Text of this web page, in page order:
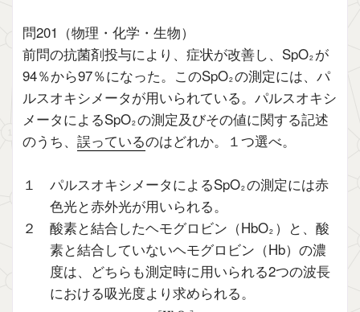
問201（物理・化学・生物）
前問の抗菌剤投与により、症状が改善し、SpO2 が
94％から97％になった。このSpO2の測定には、パ
ルスオキシメータが用いられている。パルスオキシ
メータによるSpO2の測定及びその値に関する記述
のうち、 誤っているのはどれか。１つ選べ。
１ パルスオキシメータによるSpO2の測定には赤
色光と赤外光が用いられる。
２ 酸素と結合したヘモグロビン（HbO2 ）と、酸
素と結合していないヘモグロビン（Hb）の濃
度は、どちらも測定時に用いられる2つの波長
における吸光度より求められる。